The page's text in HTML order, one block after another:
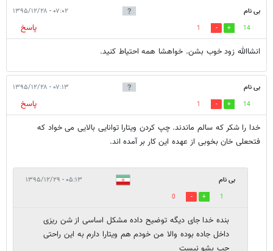
بی نام ۰۷:۰۲ - ۱۳۹۵/۱۲/۲۸
14
1
پاسخ
انشاالله زود خوب بشن. خواهشا همه احتیاط کنید.
بی نام ۰۷:۱۳ - ۱۳۹۵/۱۲/۲۸
14
1
پاسخ
خدا را شکر که سالم ماندند. چپ کردن ویتارا توانایی بالایی می خواد که
فتحعلی خان بخوبی از عهده این کار بر آمده اند.
بی نام ۰۵:۱۳ - ۱۳۹۵/۱۲/۲۹
1
0
بنده خدا جای دیگه توضیح داده مشکل اساسی از شن ریزی
داخل جاده بوده والا من خودم هم ویتارا دارم به این راحتی